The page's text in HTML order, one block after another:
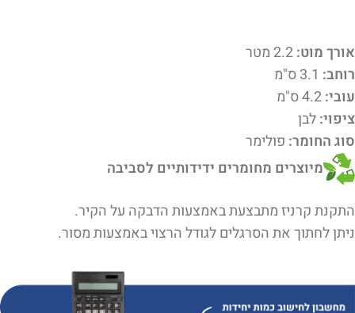
אורך מוט:
רוחב:
עובי:
ציפוי:לבן
סוג החומר: פולימר
מיוצרים מחומרים ידידותיים לסביבה
התקנת קרניז מתבצעת באמצעות הדבקה על הקיר.
ניתן לחתוך את הסרגלים לגודל הרצוי באמצעות מסור.